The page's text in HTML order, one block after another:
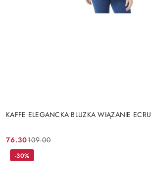
KAFFE ELEGANCKA BLUZKA WIĄZANIE
Cena
promocyjna:
76.30
Cena
przed
109.00
-30%